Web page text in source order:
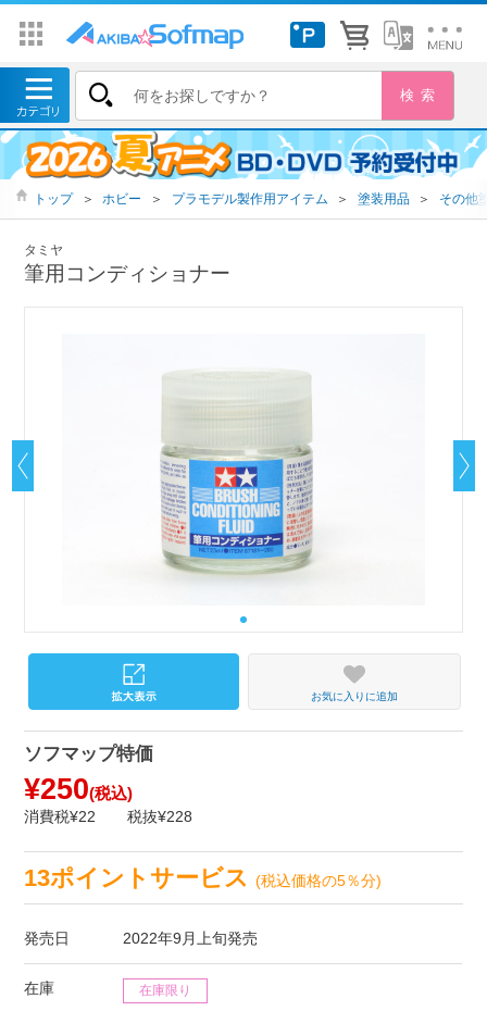
トップ ＞ ホビー ＞ プラモデル製作用アイテム ＞ 塗装用品 ＞ その他
タミヤ
筆用コンディショナー
お気に入りに追加
ソフマップ特価
¥250(税込)
消費税¥22 税抜¥228
13ポイントサービス(税込価格の5％分)
発売日 2022年9月上旬発売
在庫 在庫限り